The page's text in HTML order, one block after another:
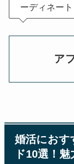
ーディネー
ア
婚活におす
ド10選！